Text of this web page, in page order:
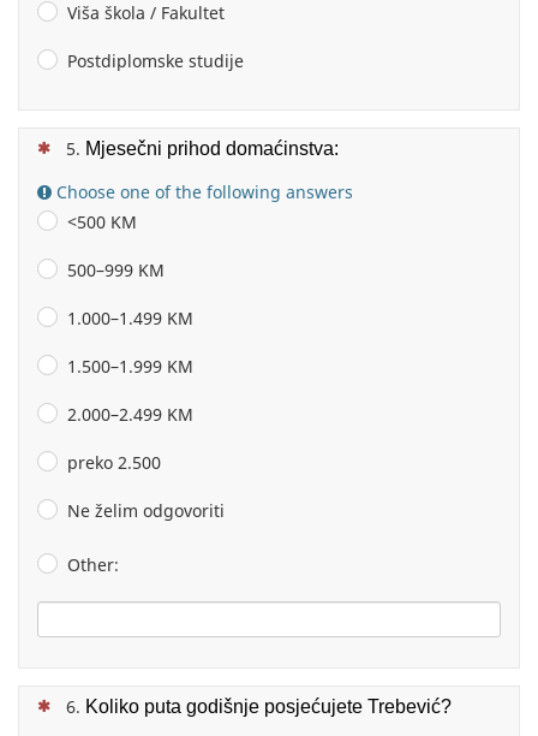
Viša škola / Fakultet
Postdiplomske studije
(This question is mandatory)
Mjesečni prihod domaćinstva:
Choose one of the following answers
<500 KM
500–999 KM
1.000–1.499 KM
1.500–1.999 KM
2.000–2.499 KM
preko 2.500
Ne želim odgovoriti
Other:
(This question is mandatory)
Koliko puta godišnje posjećujete Trebević?